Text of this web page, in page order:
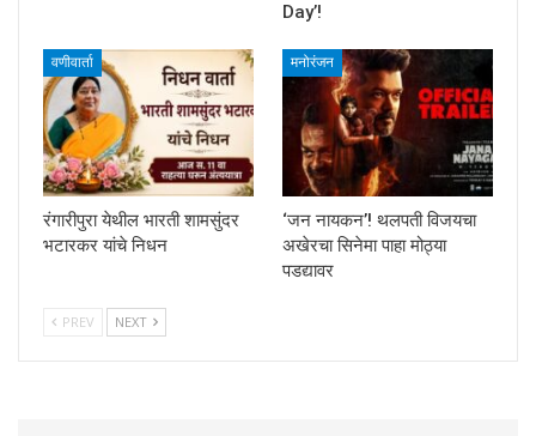
Day’!
वणीवार्ता
रंगारीपुरा येथील भारती शामसुंदर
भटारकर यांचे निधन
मनोरंजन
‘जन नायकन’! थलपती विजयचा
अखेरचा सिनेमा पाहा मोठ्या
पडद्यावर
PREV NEXT